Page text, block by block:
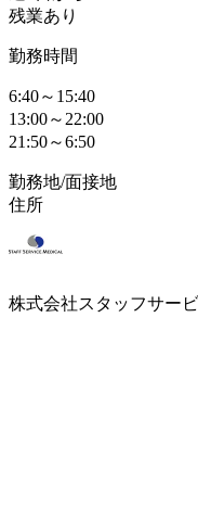
残業あり
勤務時間
6:40～15:40
13:00～22:00
21:50～6:50
勤務地/面接地
住所
株式会社スタッフサー